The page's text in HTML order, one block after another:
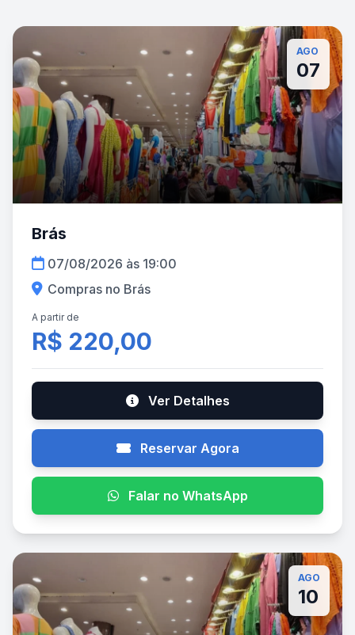
AGO
07
Brás
07/08/2026 às 19:00
Compras no Brás
A partir de
R$ 220,00
Ver Detalhes
Reservar Agora
Falar no WhatsApp
AGO
10